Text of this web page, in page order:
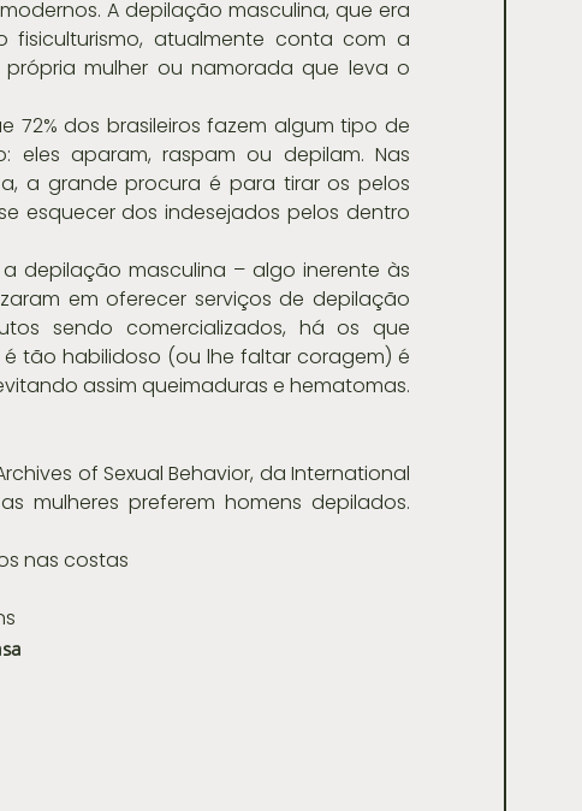
A depilação masculina, que era
atualmente conta com a
mulher ou namorada que leva o
72% dos brasileiros fazem algum tipo de
eles aparam, raspam ou depilam. Nas
a grande procura é para tirar os pelos
esquecer dos indesejados pelos dentro
depilação masculina – algo inerente às
em oferecer serviços de depilação
sendo comercializados, há os que
tão habilidoso (ou lhe faltar coragem) é
assim queimaduras e hematomas.
of Sexual Behavior, da International
mulheres preferem homens depilados.
nas costas